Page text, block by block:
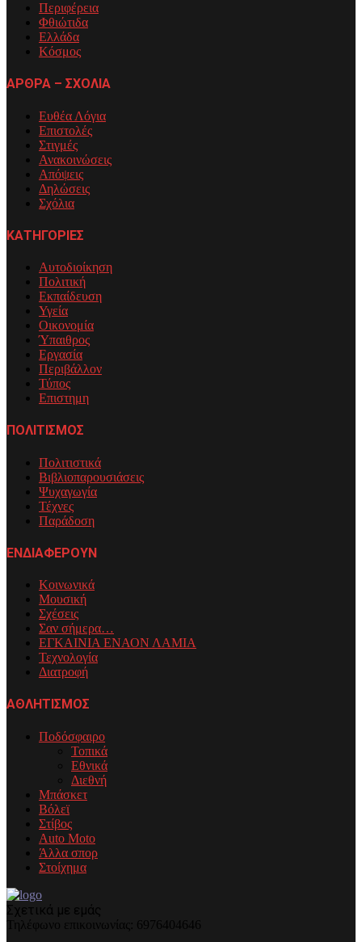
Περιφέρεια
Φθιώτιδα
Ελλάδα
Κόσμος
ΑΡΘΡΑ – ΣΧΟΛΙΑ
Ευθέα Λόγια
Επιστολές
Στιγμές
Ανακοινώσεις
Απόψεις
Δηλώσεις
Σχόλια
ΚΑΤΗΓΟΡΙΕΣ
Αυτοδιοίκηση
Πολιτική
Εκπαίδευση
Υγεία
Οικονομία
Ύπαιθρος
Εργασία
Περιβάλλον
Τύπος
Επιστημη
ΠΟΛΙΤΙΣΜΟΣ
Πολιτιστικά
Βιβλιοπαρουσιάσεις
Ψυχαγωγία
Τέχνες
Παράδοση
ΕΝΔΙΑΦΕΡΟΥΝ
Κοινωνικά
Μουσική
Σχέσεις
Σαν σήμερα…
ΕΓΚΑΙΝΙΑ ΕΝΑΟΝ ΛΑΜΙΑ
Τεχνολογία
Διατροφή
ΑΘΛΗΤΙΣΜΟΣ
Ποδόσφαιρο
Τοπικά
Εθνικά
Διεθνή
Μπάσκετ
Βόλεϊ
Στίβος
Auto Moto
Άλλα σπορ
Στοίχημα
Σχετικά με εμάς
Τηλέφωνo επικοινωνίας: 6976404646